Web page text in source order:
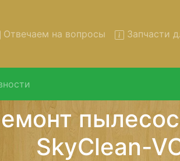
Отвечаем на вопросы Запчасти
пылесосов
530 с вывозом
Endever SkyClean-VC-530 с